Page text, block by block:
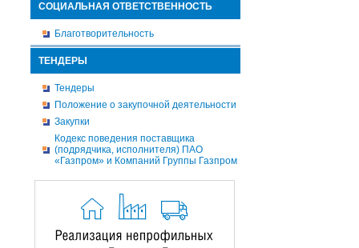
СОЦИАЛЬНАЯ ОТВЕТСТВЕННОСТЬ
Благотворительность
ТЕНДЕРЫ
Тендеры
Положение о закупочной деятельности
Закупки
Кодекс поведения поставщика
(подрядчика, исполнителя) ПАО
«Газпром» и Компаний Группы Газпром